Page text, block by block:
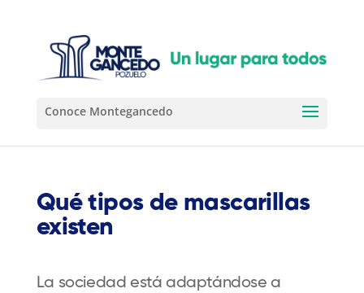
Qué tipos de mascarillas
existen
La sociedad está adaptándose a